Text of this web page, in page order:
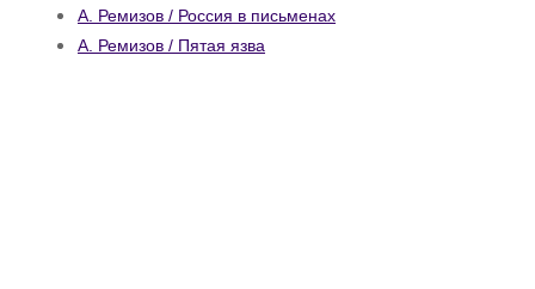
А. Ремизов / Россия в письменах
А. Ремизов / Пятая язва